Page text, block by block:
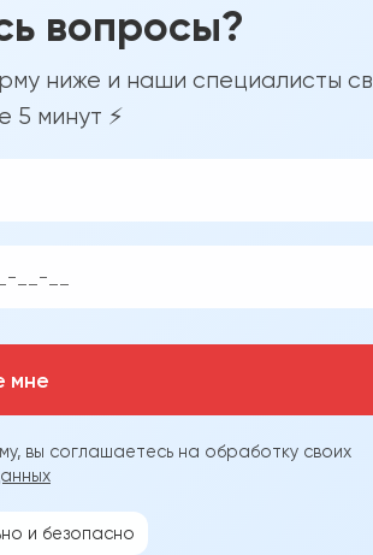
вопросы?
ниже и наши специалисты
5 минут ⚡
мне
вы соглашаетесь на обработку своих
и безопасно